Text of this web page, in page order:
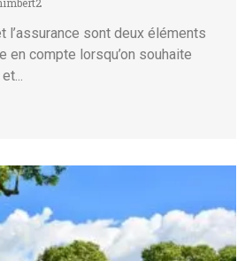
l’assurance sont deux éléments
compte lorsqu’on souhaite